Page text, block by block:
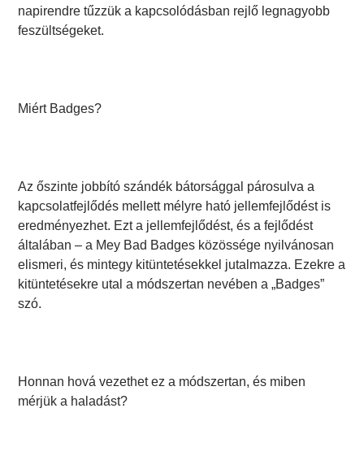
napirendre tűzzük a kapcsolódásban rejlő legnagyobb
feszültségeket.
Miért Badges?
Az őszinte jobbító szándék bátorsággal párosulva a
kapcsolatfejlődés mellett mélyre ható jellemfejlődést is
eredményezhet. Ezt a jellemfejlődést, és a fejlődést
általában – a Mey Bad Badges közössége nyilvánosan
elismeri, és mintegy kitüntetésekkel jutalmazza. Ezekre a
kitüntetésekre utal a módszertan nevében a „Badges”
szó.
Honnan hová vezethet ez a módszertan, és miben
mérjük a haladást?